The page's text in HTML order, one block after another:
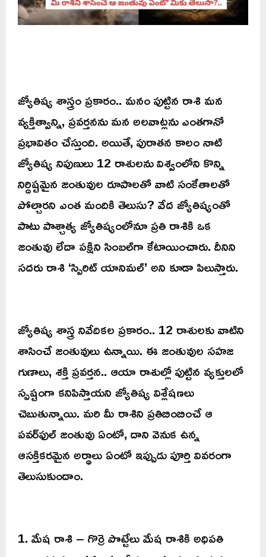
జ్యోతిష్య శాస్త్రం ప్రకారం.. మనం పుట్టిన రాశి మన
వ్యక్తిత్వాన్ని, ప్రవర్తనను మన అలవాట్లను ఎంతగానో
ప్రభావితం చేస్తుంది. అయితే, పురాతన కాలం నాటి
జ్యోతిష్య నిపుణులు 12 రాశులను విశ్వంలోని కొన్ని
నిర్దిష్టమైన జంతువుల రూపాలతో వాటి సంకేతాలతో
పోల్చారని ఎంత మందికి తెలుసు? వేద జ్యోతిష్యంతో
పాటు పాశ్చాత్య జ్యోతిష్యంలోనూ ప్రతి రాశికి ఒక
జంతువు లేదా పక్షిని సింబల్‌గా కేటాయించారు. దీనిని
సదరు రాశి ‘స్పిరిట్ యానిమల్’ అని కూడా పిలుస్తారు.
జ్యోతిష్య శాస్త్ర నివేదికల ప్రకారం.. 12 రాశులకు వాటిని
శాసించే జంతువులు ఉన్నాయి. ఈ జంతువుల సహజ
గుణాలు, శక్తి ప్రవర్తన.. ఆయా రాశుల్లో పుట్టిన వ్యక్తులలో
స్పష్టంగా కనిపిస్తాయని జ్యోతిష్య విశ్లేషణలు
చెబుతున్నాయి. మరి మీ రాశిని ప్రతిబింబించే ఆ
పవర్‌ఫుల్ జంతువు ఏంటో, దాని వెనుక ఉన్న
ఆసక్తికరమైన అర్థాలు ఏంటో ఇప్పుడు పూర్తి వివరంగా
తెలుసుకుందాం.
1. మేష రాశి – గొర్రె పొట్టేలు మేష రాశికి అధిపతి